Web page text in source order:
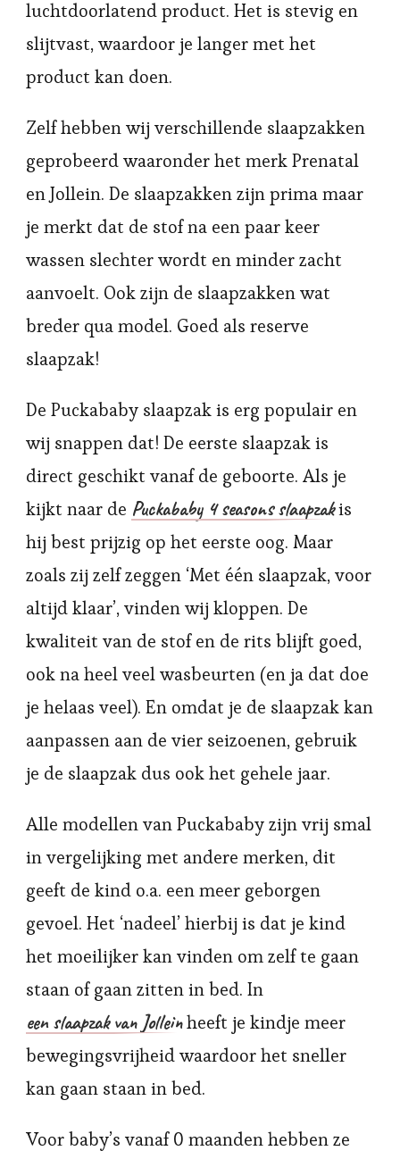
luchtdoorlatend product. Het is stevig en
slijtvast, waardoor je langer met het
product kan doen.
Zelf hebben wij verschillende slaapzakken
geprobeerd waaronder het merk Prenatal
en Jollein. De slaapzakken zijn prima maar
je merkt dat de stof na een paar keer
wassen slechter wordt en minder zacht
aanvoelt. Ook zijn de slaapzakken wat
breder qua model. Goed als reserve
slaapzak!
De Puckababy slaapzak is erg populair en
wij snappen dat! De eerste slaapzak is
direct geschikt vanaf de geboorte. Als je
kijkt naar de Puckababy 4 seasons slaapzakis
hij best prijzig op het eerste oog. Maar
zoals zij zelf zeggen ‘Met één slaapzak, voor
altijd klaar’, vinden wij kloppen. De
kwaliteit van de stof en de rits blijft goed,
ook na heel veel wasbeurten (en ja dat doe
je helaas veel). En omdat je de slaapzak kan
aanpassen aan de vier seizoenen, gebruik
je de slaapzak dus ook het gehele jaar.
Alle modellen van Puckababy zijn vrij smal
in vergelijking met andere merken, dit
geeft de kind o.a. een meer geborgen
gevoel. Het ‘nadeel’ hierbij is dat je kind
het moeilijker kan vinden om zelf te gaan
staan of gaan zitten in bed. In
een slaapzak van Jolleinheeft je kindje meer
bewegingsvrijheid waardoor het sneller
kan gaan staan in bed.
Voor baby’s vanaf 0 maanden hebben ze